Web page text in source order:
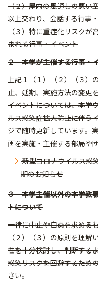
（２）屋内の風通しの悪い
以上交わり、会話する行事
（３）特に重症化リスクが
まれる行事・イベント
２ 本学が主催する行事・
上記１（１）（２）（３）
止、延期、実施方法の変更
イベントについては、本学
ルス感染症拡大防止に伴う
ジで随時更新しています。
画を実施・主催する部局
新型コロナウイルス感
期のお知らせ
３ 本学主催以外の本学教
トについて
一律に中止や自粛を求める
（２）（３）の原則を理解
性を十分検討し、判断する
感染リスクを回避するため
さい。